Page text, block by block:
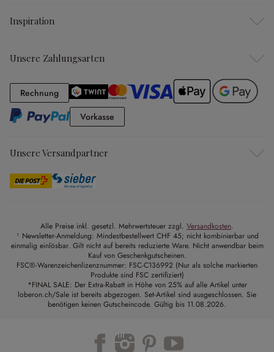
Inspiration
Unsere Zahlungsarten
RechnungRechnung
Vorkasse
Unsere Versandpartner
Alle Preise inkl. gesetzl. Mehrwertsteuer zzgl. Versandkosten.
¹ Newsletter-Anmeldung: Mindestbestellwert CHF 45; nicht kombinierbar und
einmalig einlösbar. Gilt nicht auf bereits reduzierte Ware. Nicht anwendbar beim
Kauf von Geschenkgutscheinen.
FSC®-Warenzeichenlizenznummer: FSC-C136992 (Nur als solche markierten
Produkte sind FSC zertifiziert)
*FINAL SALE: Der Extra-Rabatt in Höhe von 25% auf alle Artikel unter
loberon.ch/Sale ist bereits abgezogen. Set-Artikel sind ausgeschlossen. Sie
benötigen keinen Gutscheincode. Gültig bis 11.08.2026.